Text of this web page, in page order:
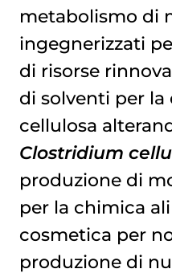
metabolismo di
ingegnerizzati
di risorse
di solventi per la
cellulosa
Clostridium
produzione di
per la chimica
cosmetica per
produzione di